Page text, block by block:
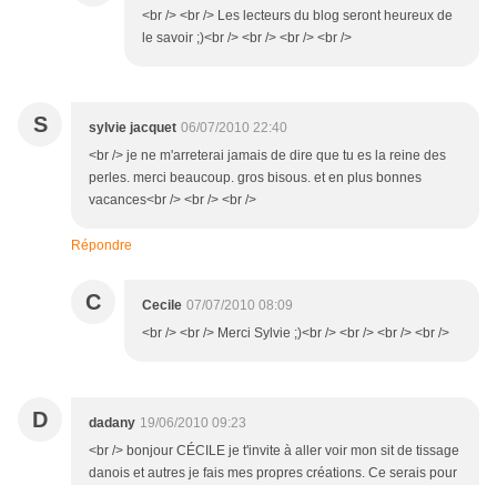
<br /> <br /> Les lecteurs du blog seront heureux de
le savoir ;)<br /> <br /> <br /> <br />
S sylvie jacquet 06/07/2010 22:40
<br /> je ne m'arreterai jamais de dire que tu es la reine des
perles. merci beaucoup. gros bisous. et en plus bonnes
vacances<br /> <br /> <br />
Répondre
C Cecile 07/07/2010 08:09
<br /> <br /> Merci Sylvie ;)<br /> <br /> <br /> <br />
D dadany 19/06/2010 09:23
<br /> bonjour CÉCILE je t'invite à aller voir mon sit de tissage
danois et autres je fais mes propres créations. Ce serais pour